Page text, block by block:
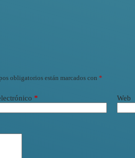
obligatorios están marcados con *
* Web